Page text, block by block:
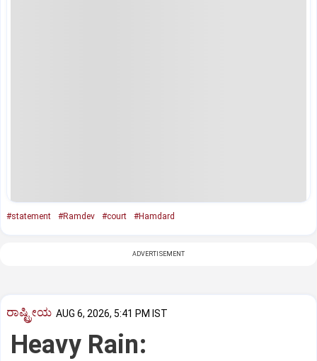
#statement #Ramdev #court #Hamdard
ADVERTISEMENT
ರಾಷ್ಟ್ರೀಯ AUG 6, 2026, 5:41 PM IST
Heavy Rain: